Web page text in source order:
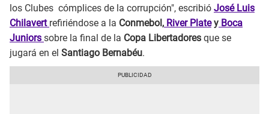
los Clubes cómplices de la corrupción", escribió José Luis
Chilavert refiriéndose a la Conmebol, River Platey Boca
Juniors sobre la final de la Copa Libertadores que se
jugará en el Santiago Bernabéu.